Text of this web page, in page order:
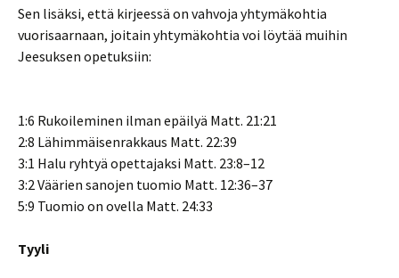
Sen lisäksi, että kirjeessä on vahvoja yhtymäkohtia
vuorisaarnaan, joitain yhtymäkohtia voi löytää muihin
Jeesuksen opetuksiin:
1:6 Rukoileminen ilman epäilyä Matt. 21:21
2:8 Lähimmäisenrakkaus Matt. 22:39
3:1 Halu ryhtyä opettajaksi Matt. 23:8–12
3:2 Väärien sanojen tuomio Matt. 12:36–37
5:9 Tuomio on ovella Matt. 24:33
Tyyli